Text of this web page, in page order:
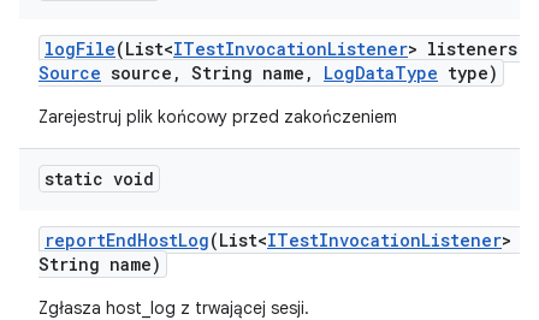
logFile(List<ITestInvocationListener> listeners
Source source , String name , LogDataType type)
Zarejestruj plik końcowy przed zakończeniem
static void
reportEndHostLog(List<ITestInvocationListener>
String name)
Zgłasza host_log z trwającej sesji.